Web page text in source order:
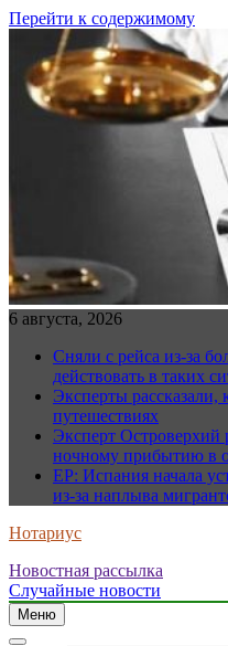
Перейти к содержимому
6 августа, 2026
Сняли с рейса из-за
действовать в таких
Эксперты рассказали,
путешествиях
Эксперт Островерхий
ночному прибытию в
EP: Испания начала
из-за наплыва
Нотариус
Новостная рассылка
Случайные новости
Меню